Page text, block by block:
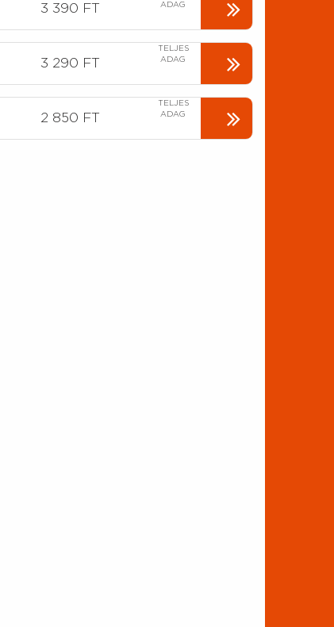
3 390 FT
ADAG
3 290 FT
TELJES
ADAG
2 850 FT
TELJES
ADAG